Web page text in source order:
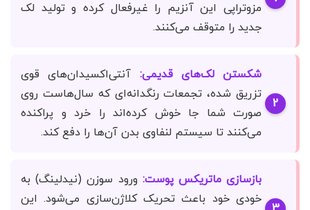
مزوتراپی این آنزیم را غیرفعال کرده و تولید لک
جدید را متوقف می‌کنند.
شکستن لک‌های قدیمی: آنتی‌اکسیدان‌های قوی
تزریق شده، تجمعات رنگدانه‌ای که سال‌هاست روی
صورت شما جا خوش کرده‌اند را خرد و پراکنده
می‌کنند تا سیستم لنفاوی بدن آن‌ها را دفع کند.
بازسازی ماتریکس پوست: ورود سوزن (نیدلینگ) به
خودی خود باعث تحریک کلاژن‌سازی می‌شود. این